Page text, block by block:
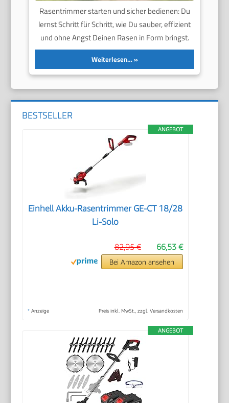
Rasentrimmer starten und sicher bedienen: Du
lernst Schritt für Schritt, wie Du sauber, effizient
und ohne Angst Deinen Rasen in Form bringst.
Weiterlesen…
BESTSELLER
ANGEBOT
Einhell Akku-Rasentrimmer GE-CT 18/28
Li-Solo
66,53 €
82,95 €
Bei Amazon ansehen
* Anzeige Preis inkl. MwSt., zzgl. Versandkosten
ANGEBOT